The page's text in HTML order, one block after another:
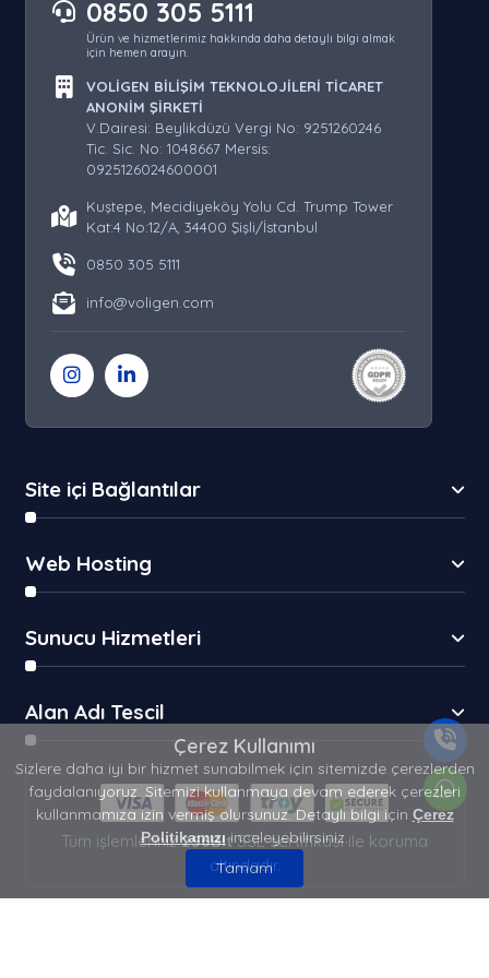
0850 305 5111
Ürün ve hizmetlerimiz hakkında daha detaylı bilgi almak
için hemen arayın.
VOLİGEN BİLİŞİM TEKNOLOJİLERİ TİCARET
ANONİM ŞİRKETİ
V.Dairesi: Beylikdüzü Vergi No: 9251260246
Tic. Sic. No: 1048667 Mersis:
0925126024600001
Kuştepe, Mecidiyeköy Yolu Cd. Trump Tower
Kat:4 No:12/A, 34400 Şişli/İstanbul
0850 305 5111
info@voligen.com
Site içi Bağlantılar
Web Hosting
Sunucu Hizmetleri
Alan Adı Tescil
Tüm işlemleriniz256BitSSL sertifikası ile koruma
altındadır.
Çerez Kullanımı
Sizlere daha iyi bir hizmet sunabilmek için sitemizde çerezlerden
faydalanıyoruz. Sitemizi kullanmaya devam ederek çerezleri
kullanmamıza izin vermiş olursunuz. Detaylı bilgi için Çerez
Politikamızıinceleyebilirsiniz.
Tamam